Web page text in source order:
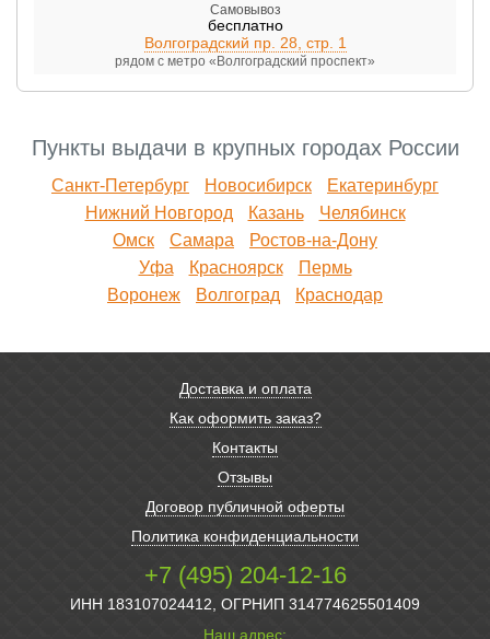
Самовывоз
бесплатно
Волгоградский пр. 28, стр. 1
рядом с метро «Волгоградский проспект»
Пункты выдачи в крупных городах России
Санкт-Петербург Новосибирск
Екатеринбург
Нижний Новгород
Казань
Челябинск
Омск
Самара
Ростов-на-Дону
Уфа
Красноярск
Пермь
Воронеж
Волгоград Краснодар
Доставка и оплата
Как оформить заказ?
Контакты
Отзывы
Договор публичной оферты
Политика конфиденциальности
+7 (495) 204-12-16
ИНН 183107024412, ОГРНИП 314774625501409
Наш адрес: